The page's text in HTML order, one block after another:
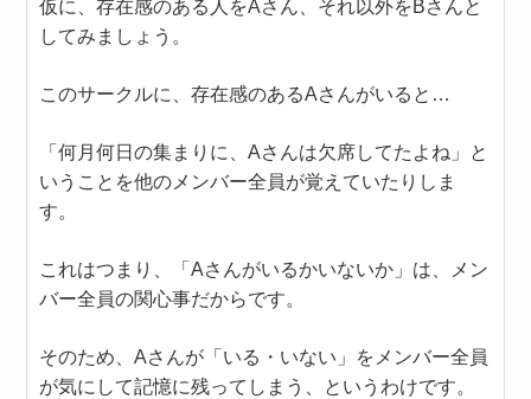
仮に、存在感のある人をAさん、それ以外をBさんと
してみましょう。
このサークルに、存在感のあるAさんがいると…
「何月何日の集まりに、Aさんは欠席してたよね」と
いうことを他のメンバー全員が覚えていたりしま
す。
これはつまり、「Aさんがいるかいないか」は、メン
バー全員の関心事だからです。
そのため、Aさんが「いる・いない」をメンバー全員
が気にして記憶に残ってしまう、というわけです。